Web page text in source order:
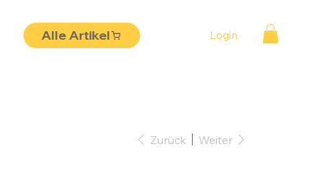
Alle Artikel Login
Zurück Weiter